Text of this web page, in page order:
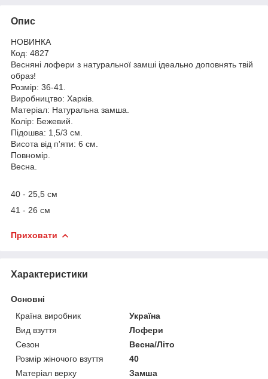
Опис
НОВИНКА
Код: 4827
Весняні лофери з натуральної замші ідеально доповнять твій
образ!
Розмір: 36-41.
Виробництво: Харків.
Матеріал: Натуральна замша.
Колір: Бежевий.
Підошва: 1,5/3 см.
Висота від п'яти: 6 см.
Повномір.
Весна.
40 - 25,5 см
41 - 26 см
Приховати
Характеристики
Основні
Країна виробник
Україна
Вид взуття
Лофери
Сезон
Весна/Літо
Розмір жіночого взуття
40
Матеріал верху
Замша